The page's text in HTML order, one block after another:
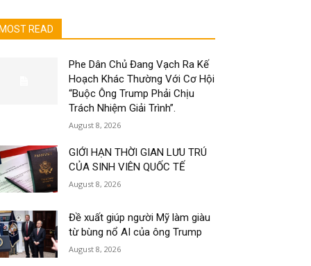
MOST READ
Phe Dân Chủ Đang Vạch Ra Kế
Hoạch Khác Thường Với Cơ Hội
“Buộc Ông Trump Phải Chịu
Trách Nhiệm Giải Trình”.
August 8, 2026
GIỚI HẠN THỜI GIAN LƯU TRÚ
CỦA SINH VIÊN QUỐC TẾ
August 8, 2026
Đề xuất giúp người Mỹ làm giàu
từ bùng nổ AI của ông Trump
August 8, 2026